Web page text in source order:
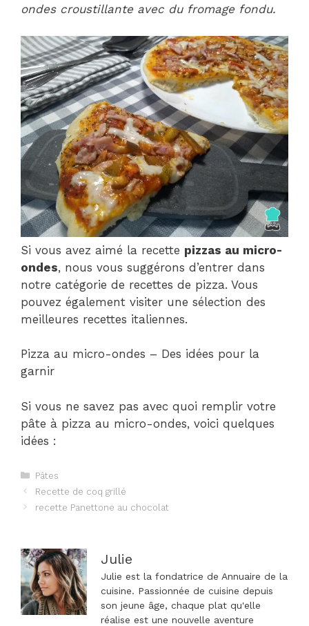
ondes croustillante avec du fromage fondu.
Si vous avez aimé la recette pizzas au micro-
ondes, nous vous suggérons d’entrer dans
notre catégorie de recettes de pizza. Vous
pouvez également visiter une sélection des
meilleures recettes italiennes.
Pizza au micro-ondes – Des idées pour la
garnir
Si vous ne savez pas avec quoi remplir votre
pâte à pizza au micro-ondes, voici quelques
idées :
Catégories
Pâtes
Navigation
des
Recette de coq grillé
recette Panettone au chocolat
Julie
Julie est la fondatrice de Annuaire de la
cuisine. Passionnée de cuisine depuis
son jeune âge, chaque plat qu'elle
réalise est une nouvelle aventure